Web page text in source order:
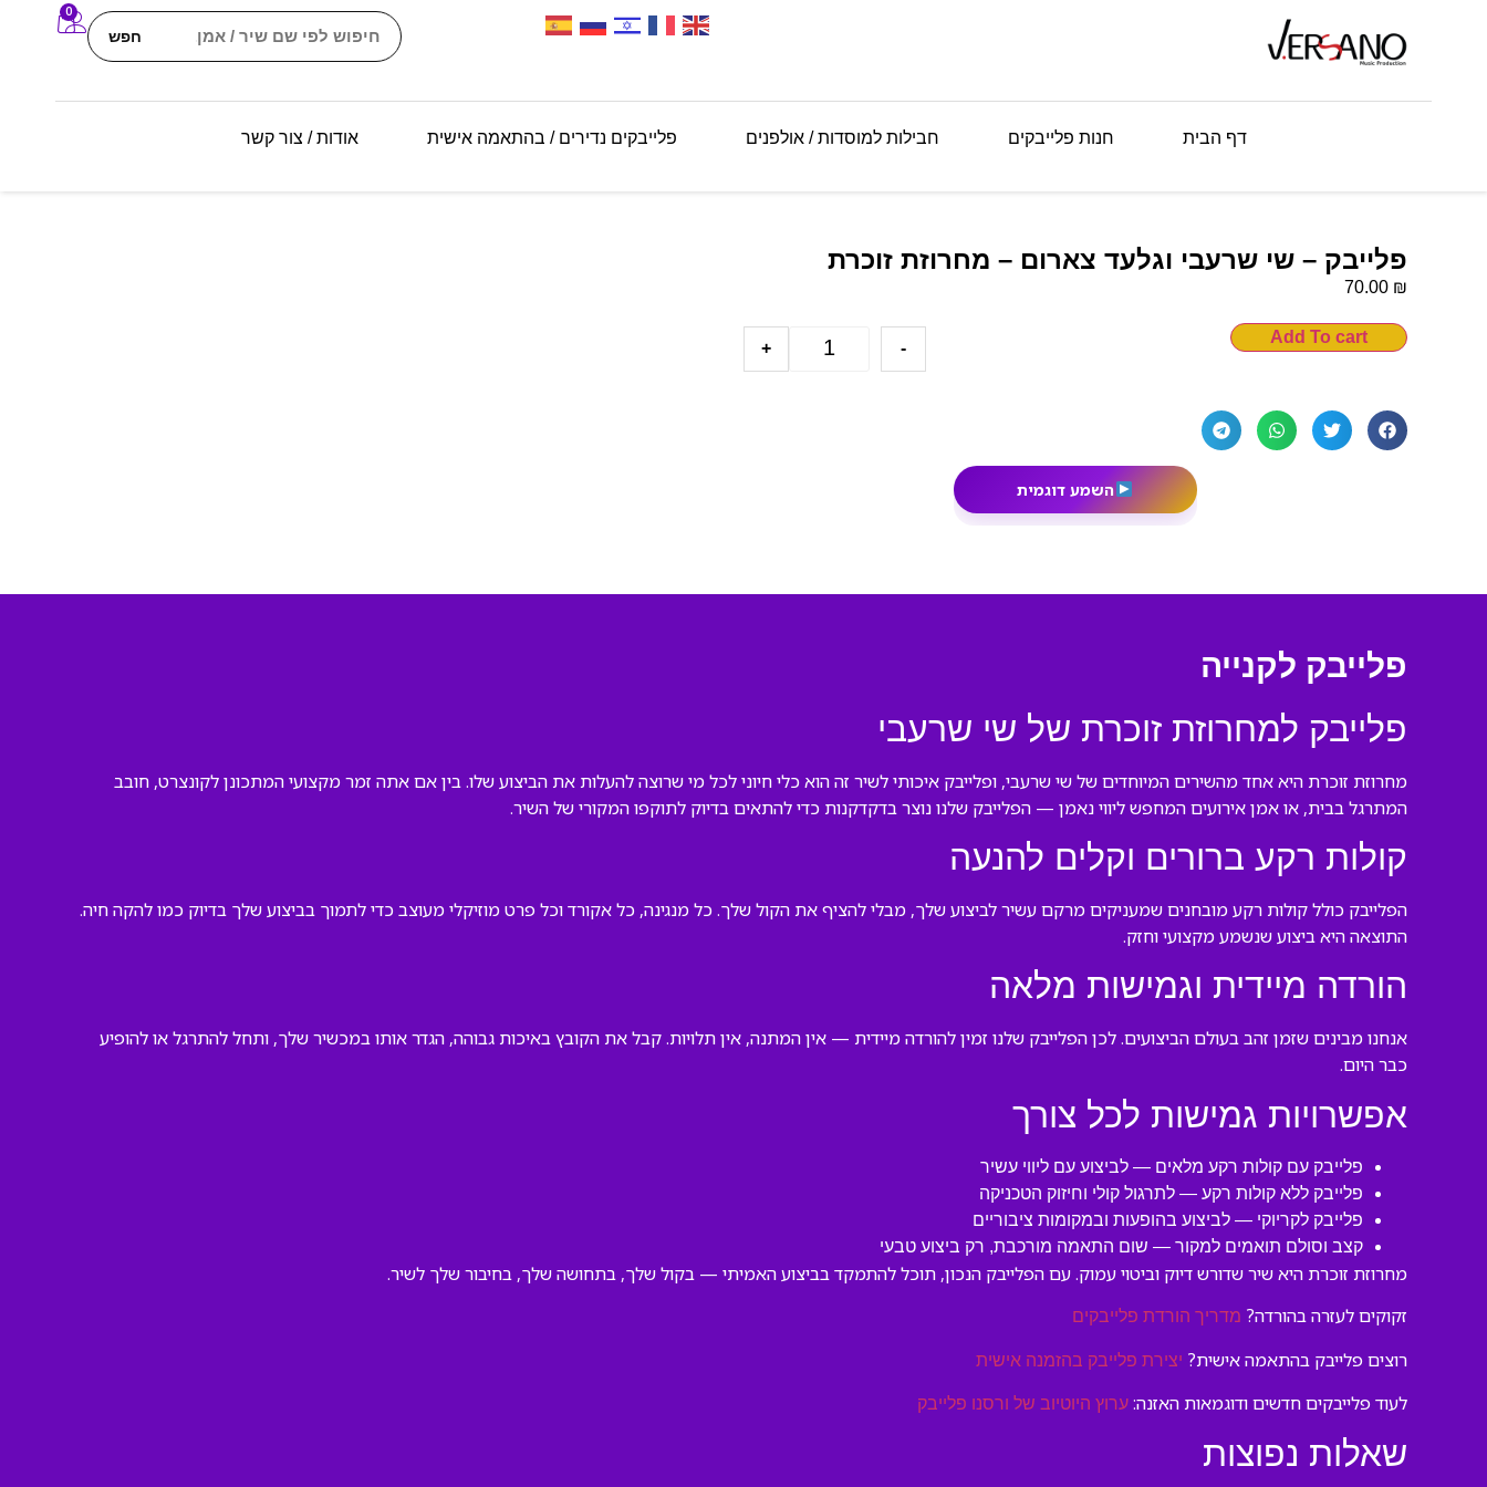
חפש
0
דף הבית חנות פלייבקים חבילות למוסדות / אולפנים פלייבקים נדירים / בהתאמה אישית אודות / צור קשר
פלייבק – שי שרעבי וגלעד צארום – מחרוזת זוכרת
70.00 ₪
-
+
Add To cart
השמע דוגמית
פלייבק לקנייה
פלייבק למחרוזת זוכרת של שי שרעבי
מחרוזת זוכרת היא אחד מהשירים המיוחדים של שי שרעבי, ופלייבק איכותי לשיר זה הוא כלי חיוני לכל מי שרוצה להעלות את הביצוע שלו. בין אם אתה זמר מקצועי המתכונן לקונצרט, חובב
המתרגל בבית, או אמן אירועים המחפש ליווי נאמן — הפלייבק שלנו נוצר בדקדקנות כדי להתאים בדיוק לתוקפו המקורי של השיר.
קולות רקע ברורים וקלים להנעה
הפלייבק כולל קולות רקע מובחנים שמעניקים מרקם עשיר לביצוע שלך, מבלי להציף את הקול שלך. כל מנגינה, כל אקורד וכל פרט מוזיקלי מעוצב כדי לתמוך בביצוע שלך בדיוק כמו להקה חיה.
התוצאה היא ביצוע שנשמע מקצועי וחזק.
הורדה מיידית וגמישות מלאה
אנחנו מבינים שזמן זהב בעולם הביצועים. לכן הפלייבק שלנו זמין להורדה מיידית — אין המתנה, אין תלויות. קבל את הקובץ באיכות גבוהה, הגדר אותו במכשיר שלך, ותחל להתרגל או להופיע
כבר היום.
אפשרויות גמישות לכל צורך
פלייבק עם קולות רקע מלאים — לביצוע עם ליווי עשיר
פלייבק ללא קולות רקע — לתרגול קולי וחיזוק הטכניקה
פלייבק לקריוקי — לביצוע בהופעות ובמקומות ציבוריים
קצב וסולם תואמים למקור — שום התאמה מורכבת, רק ביצוע טבעי
מחרוזת זוכרת היא שיר שדורש דיוק וביטוי עמוק. עם הפלייבק הנכון, תוכל להתמקד בביצוע האמיתי — בקול שלך, בתחושה שלך, בחיבור שלך לשיר.
זקוקים לעזרה בהורדה? מדריך הורדת פלייבקים
רוצים פלייבק בהתאמה אישית? יצירת פלייבק בהזמנה אישית
לעוד פלייבקים חדשים ודוגמאות האזנה: ערוץ היוטיוב של ורסנו פלייבק
שאלות נפוצות